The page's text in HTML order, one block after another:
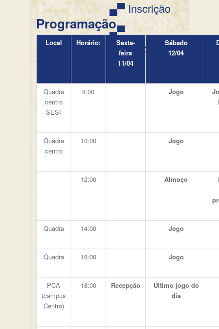
▄▀ Inscrição
▄▀
Organização
Programação
Local Horário:
Sexta-
feira
11/04
Sábado
12/04
Quadra
centro
SESI
8:00 Jogo
Quadra
centro
10:00 Jogo
12:00 Almoço
Quadra 14:00 Jogo
Quadra 16:00 Jogo
PCA
(campus
Centro)
18:00 Recepção
Último jogo do
dia